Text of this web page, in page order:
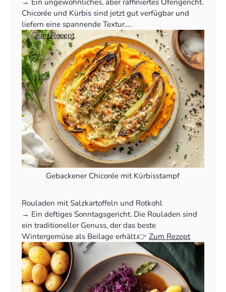
‍→ Ein ungewöhnliches, aber raffiniertes Ofengericht.
Chicorée und Kürbis sind jetzt gut verfügbar und
liefern eine spannende Textur.
👉Zum Rezept
Gebackener Chicorée mit Kürbisstampf
Rouladen mit Salzkartoffeln und Rotkohl
‍→ Ein deftiges Sonntagsgericht. Die Rouladen sind
ein traditioneller Genuss, der das beste
Wintergemüse als Beilage erhält.👉 Zum Rezept